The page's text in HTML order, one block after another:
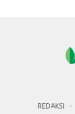
REDAKSI